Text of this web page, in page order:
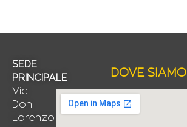
SEDE
PRINCIPALE
Via
Don
Lorenzo
DOVE SIAMO